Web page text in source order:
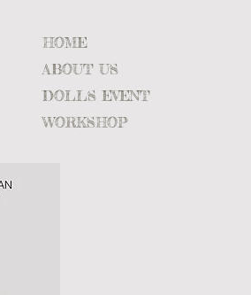
HOME
ABOUT US
DOLLS EVENT
WORKSHOP